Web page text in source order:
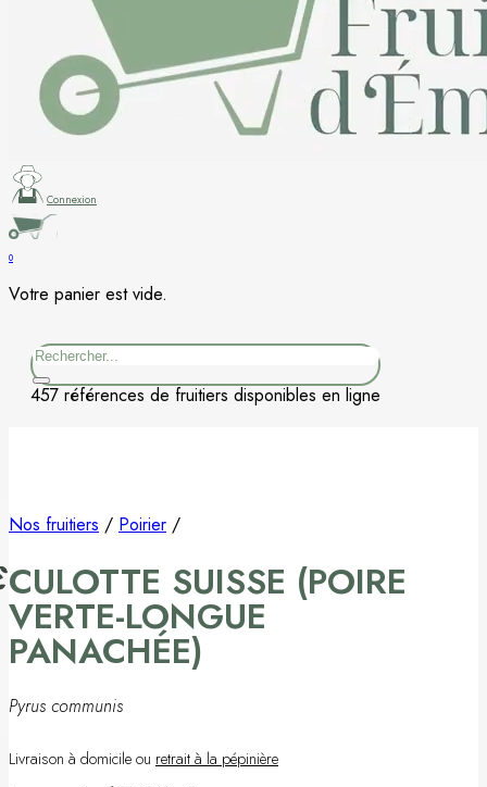
Figuier
Kaki
Nashi
Nectarine
Noisetier
Pêcher
Pommier
Prunier
Porte-greffes & greffons
Connexion
0
Votre panier est vide.
Rechercher
457 références de fruitiers disponibles en ligne
Nos fruitiers / Poirier /
CULOTTE SUISSE (POIRE
VERTE-LONGUE
PANACHÉE)
Pyrus communis
Livraison à domicile ou retrait à la pépinière